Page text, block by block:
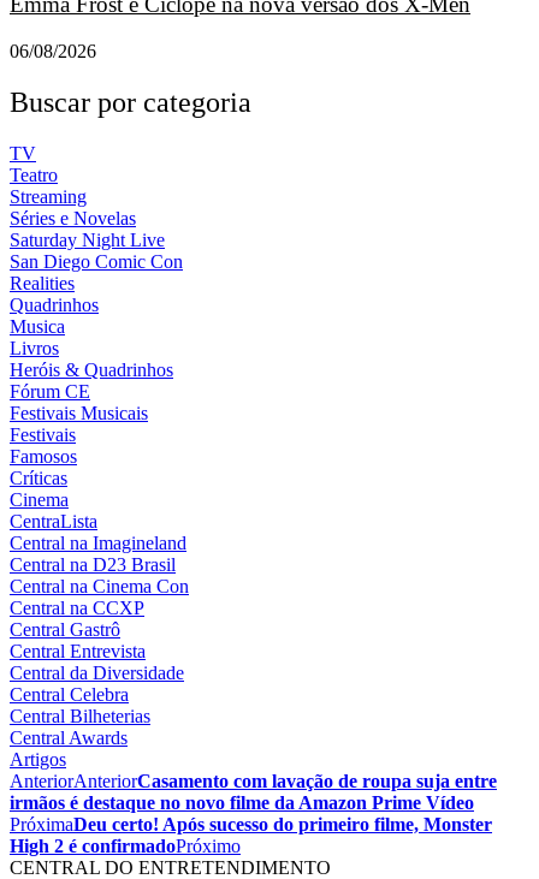
06/08/2026
Buscar por categoria
TV
Teatro
Streaming
Séries e Novelas
Saturday Night Live
San Diego Comic Con
Realities
Quadrinhos
Musica
Livros
Heróis & Quadrinhos
Fórum CE
Festivais Musicais
Festivais
Famosos
Críticas
Cinema
CentraLista
Central na Imagineland
Central na D23 Brasil
Central na Cinema Con
Central na CCXP
Central Gastrô
Central Entrevista
Central da Diversidade
Central Celebra
Central Bilheterias
Central Awards
Artigos
AnteriorAnteriorCasamento com lavação de roupa suja entre
irmãos é destaque no novo filme da Amazon Prime Vídeo
PróximaDeu certo! Após sucesso do primeiro filme, Monster
High 2 é confirmadoPróximo
CENTRAL DO ENTRETENDIMENTO